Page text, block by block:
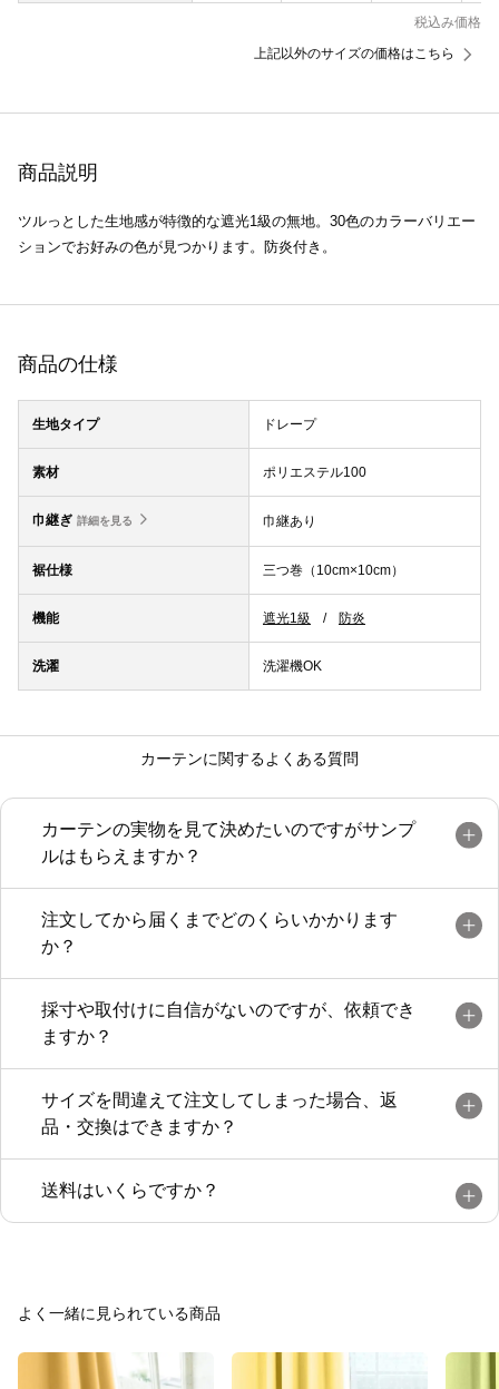
税込み価格
上記以外のサイズの価格はこちら
商品説明
ツルっとした生地感が特徴的な遮光1級の無地。30色のカラーバリエー
ションでお好みの色が見つかります。防炎付き。
商品の仕様
生地タイプ ドレープ
素材 ポリエステル100
巾継ぎ 詳細を見る 巾継あり
裾仕様 三つ巻（10cm×10cm）
機能 遮光1級 防炎
洗濯 洗濯機OK
カーテンに関するよくある質問
カーテンの実物を見て決めたいのですがサンプ
ルはもらえますか？
注文してから届くまでどのくらいかかります
か？
採寸や取付けに自信がないのですが、依頼でき
ますか？
サイズを間違えて注文してしまった場合、返
品・交換はできますか？
送料はいくらですか？
よく一緒に見られている商品